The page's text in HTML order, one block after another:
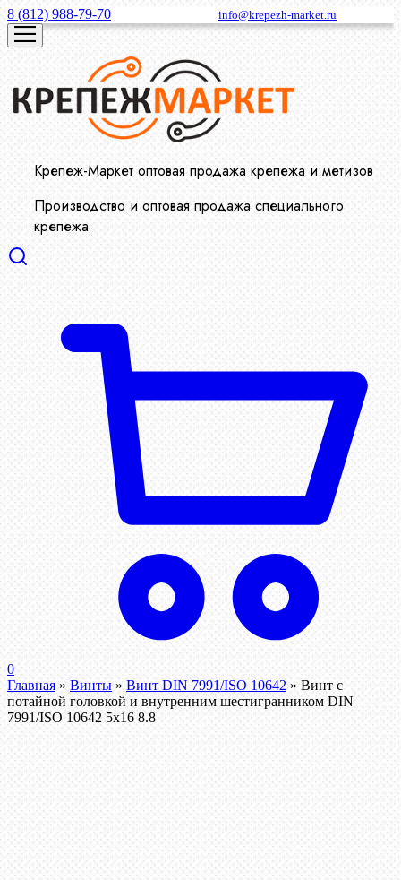
8 (812) 988-79-70 info@krepezh-market.ru
Крепеж-Маркет оптовая продажа крепежа и метизов
Производство и оптовая продажа специального
крепежа
0
Главная » Винты » Винт DIN 7991/ISO 10642 » Винт с
потайной головкой и внутренним шестигранником DIN
7991/ISO 10642 5х16 8.8